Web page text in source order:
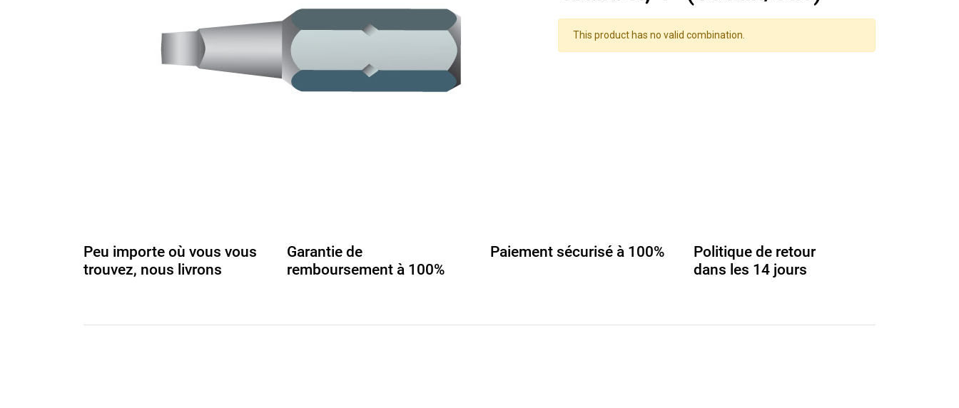
This product has no valid combination.
Peu importe où vous vous
trouvez, nous livrons
Garantie de
remboursement à 100%
Paiement sécurisé à 100%
Politique de retour
dans les 14 jours